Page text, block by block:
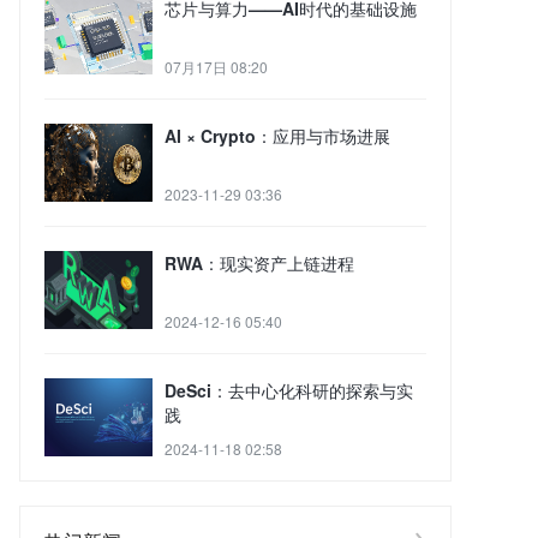
芯片与算力——AI时代的基础设施
07月17日 08:20
AI × Crypto：应用与市场进展
2023-11-29 03:36
RWA：现实资产上链进程
2024-12-16 05:40
DeSci：去中心化科研的探索与实
践
2024-11-18 02:58